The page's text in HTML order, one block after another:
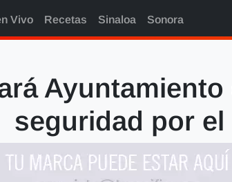
Vivo Recetas Sinaloa Sonora
seguridad por